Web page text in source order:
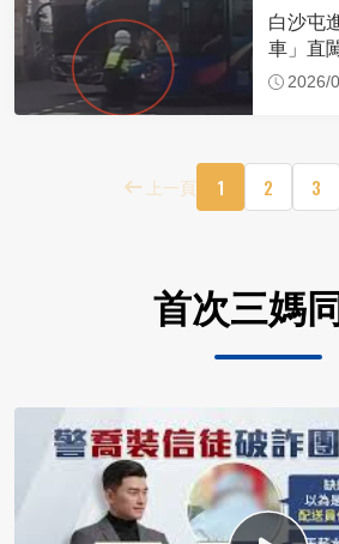
白沙屯
車」直
車：讓
2026/
上一頁 1 2 3
首次三媽